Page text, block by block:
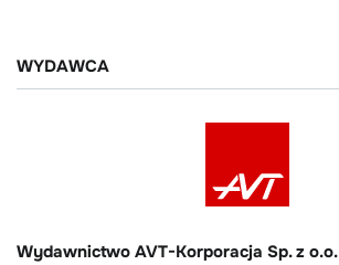
WYDAWCA
Wydawnictwo AVT-Korporacja Sp. z o.o.